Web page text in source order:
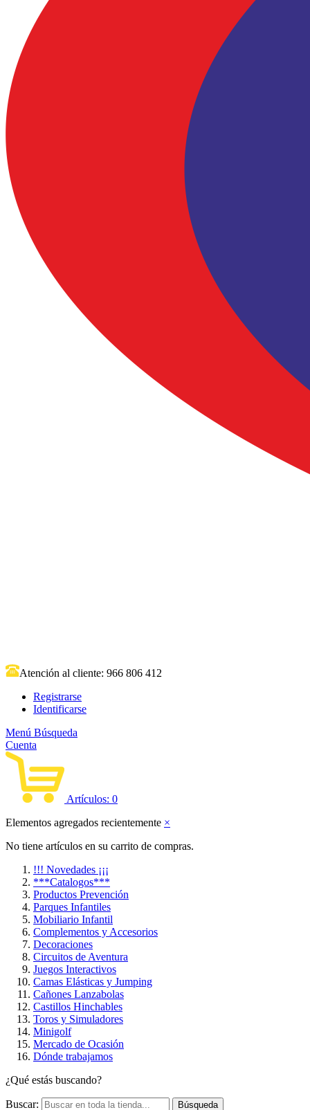
Atención al cliente: 966 806 412
Registrarse
Identificarse
Menú Búsqueda
Cuenta
Artículos: 0
Elementos agregados recientemente ×
No tiene artículos en su carrito de compras.
!!! Novedades ¡¡¡
***Catalogos***
Productos Prevención
Parques Infantiles
Mobiliario Infantil
Complementos y Accesorios
Decoraciones
Circuitos de Aventura
Juegos Interactivos
Camas Elásticas y Jumping
Cañones Lanzabolas
Castillos Hinchables
Toros y Simuladores
Minigolf
Mercado de Ocasión
Dónde trabajamos
¿Qué estás buscando?
Buscar: Búsqueda